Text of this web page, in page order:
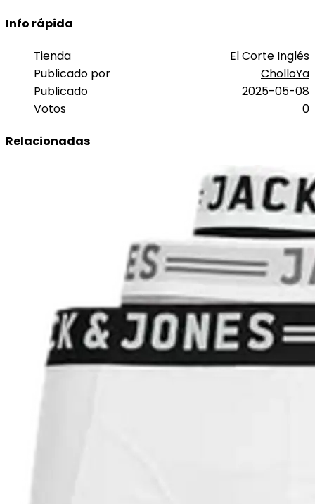
Info rápida
Tienda
El Corte Inglés
Publicado por
CholloYa
Publicado
2025-05-08
Votos
0
Relacionadas